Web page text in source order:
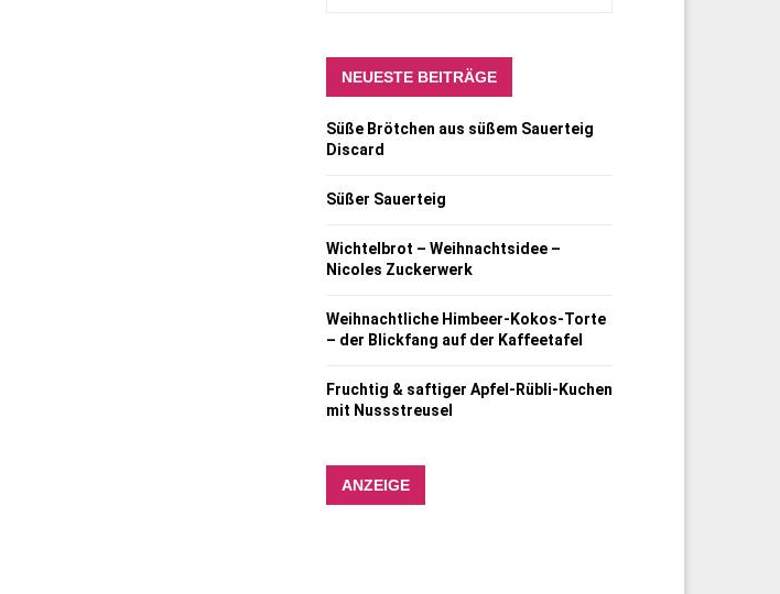
NEUESTE BEITRÄGE
Süße Brötchen aus süßem Sauerteig
Discard
Süßer Sauerteig
Wichtelbrot – Weihnachtsidee –
Nicoles Zuckerwerk
Weihnachtliche Himbeer-Kokos-Torte
– der Blickfang auf der Kaffeetafel
Fruchtig & saftiger Apfel-Rübli-Kuchen
mit Nussstreusel
ANZEIGE